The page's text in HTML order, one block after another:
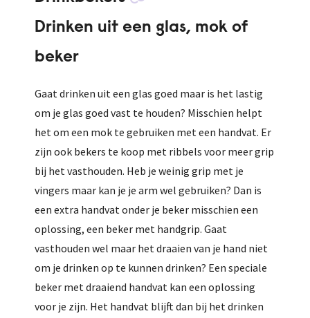
Drinken uit een glas, mok of
beker
Gaat drinken uit een glas goed maar is het lastig
om je glas goed vast te houden? Misschien helpt
het om een mok te gebruiken met een handvat. Er
zijn ook bekers te koop met ribbels voor meer grip
bij het vasthouden. Heb je weinig grip met je
vingers maar kan je je arm wel gebruiken? Dan is
een extra handvat onder je beker misschien een
oplossing, een beker met handgrip. Gaat
vasthouden wel maar het draaien van je hand niet
om je drinken op te kunnen drinken? Een speciale
beker met draaiend handvat kan een oplossing
voor je zijn. Het handvat blijft dan bij het drinken